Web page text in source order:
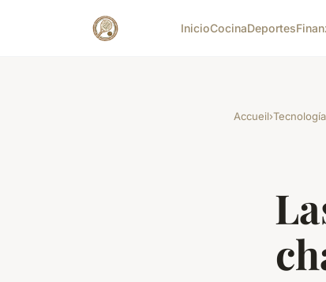
InicioCocinaDeportes
Accueil›Tecnología